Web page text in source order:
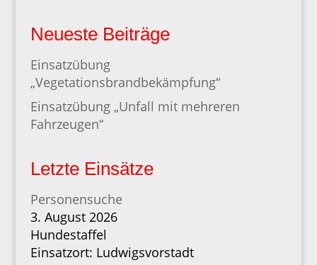
Neueste Beiträge
Einsatzübung
„Vegetationsbrandbekämpfung“
Einsatzübung „Unfall mit mehreren
Fahrzeugen“
Letzte Einsätze
Personensuche
3. August 2026
Hundestaffel
Einsatzort: Ludwigsvorstadt